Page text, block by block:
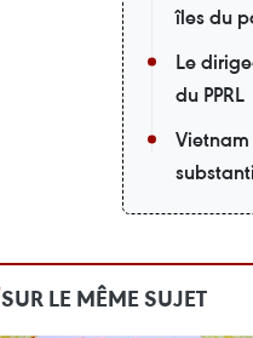
îles du
Le
du PPRL
SUR LE MÊME SUJET